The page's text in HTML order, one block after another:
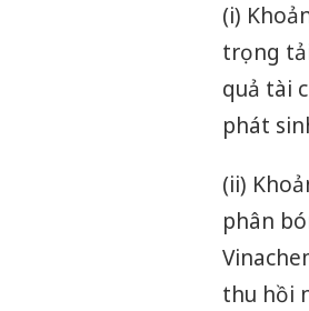
(i)
trọng
quả tài
phát
(ii)
phân
thu hồi